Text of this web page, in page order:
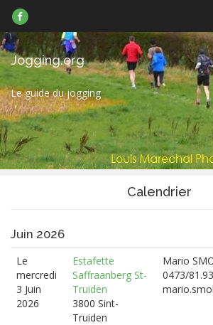
sur
Facebook
Jogging.org
Le guide du jogging
Calendrier
Juin 2026
Le
mercredi
3 Juin
2026
Estafette
Saffraanberg St-
Truiden
3800 Sint-
Truiden
Mario
0473/